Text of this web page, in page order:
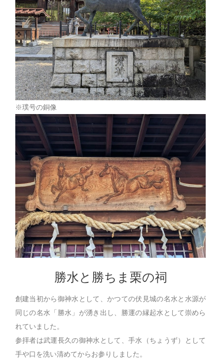
※璞号の銅像
勝水と勝ちま栗の祠
創建当初から御神水として、かつての伏見城の名水と水源が
同じの名水「勝水」が湧き出し、勝運の縁起水として崇めら
れていました。
参拝者は武運長久の御神水として、手水（ちょうず）として
手や口を洗い清めてからお参りしました。